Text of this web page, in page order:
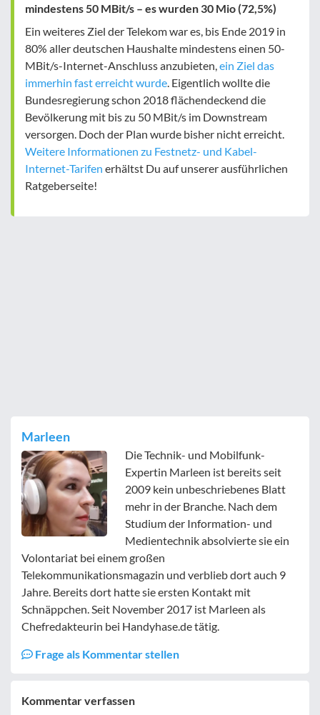
mindestens 50 MBit/s – es wurden 30 Mio (72,5%)
Ein weiteres Ziel der Telekom war es, bis Ende 2019 in
80% aller deutschen Haushalte mindestens einen 50-
MBit/s-Internet-Anschluss anzubieten, ein Ziel das
immerhin fast erreicht wurde . Eigentlich wollte die
Bundesregierung schon 2018 flächendeckend die
Bevölkerung mit bis zu 50 MBit/s im Downstream
versorgen. Doch der Plan wurde bisher nicht erreicht.
Weitere Informationen zu Festnetz- und Kabel-
Internet-Tarifen erhältst Du auf unserer ausführlichen
Ratgeberseite!
Marleen
Die Technik- und Mobilfunk-
Expertin Marleen ist bereits seit
2009 kein unbeschriebenes Blatt
mehr in der Branche. Nach dem
Studium der Information- und
Medientechnik absolvierte sie ein
Volontariat bei einem großen
Telekommunikationsmagazin und verblieb dort auch 9
Jahre. Bereits dort hatte sie ersten Kontakt mit
Schnäppchen. Seit November 2017 ist Marleen als
Chefredakteurin bei Handyhase.de tätig.
Frage als Kommentar stellen
Kommentar verfassen